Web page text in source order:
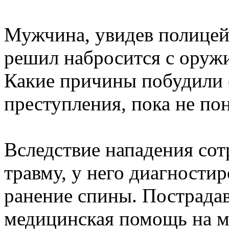
Мужчина, увидев
решил набросится с
Какие причины
преступления, пока не
Вследствие нападения
травму, у него
ранение спины.
медицинская помощь на